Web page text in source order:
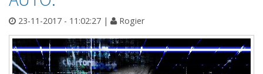
23-11-2017 - 11:02:27 | Rogier